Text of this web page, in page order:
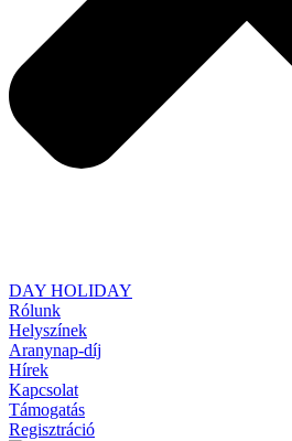
DAY HOLIDAY
Rólunk
Helyszínek
Aranynap-díj
Hírek
Kapcsolat
Támogatás
Regisztráció